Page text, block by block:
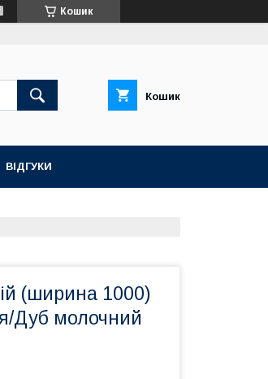
Кошик
Кошик
ВІДГУКИ
(ширина 1000)
Дуб молочний